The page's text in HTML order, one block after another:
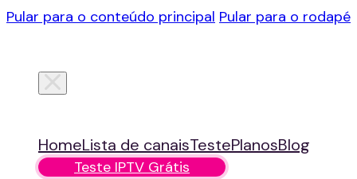
Pular para o conteúdo principal Pular para o rodapé
HomeLista de canaisTestePlanosBlog
Teste IPTV Grátis